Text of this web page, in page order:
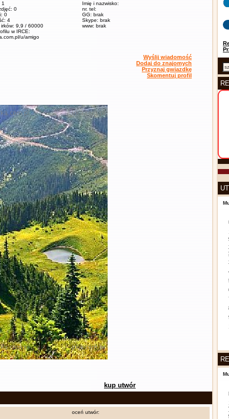
1
0
0
4
9,9 / 60000
w IRCE:
u/amigo
Imię i nazwisko:
nr. tel:
GG: brak
Skype: brak
www: brak
Wyślij wiadomość
Dodaj do znajomych
Przyznaj gwiazdkę
Skomentuj profil
kup utwór
oceń utwór: